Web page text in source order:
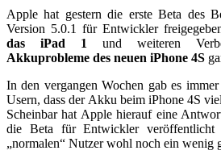
Apple hat gestern die erste Beta des
Version 5.0.1 für Entwickler
das iPad 1
und weiteren
Akkuprobleme des neuen iPhone 4S
In den vergangen Wochen gab es
Usern, dass der Akku beim iPhone 4S
Scheinbar hat Apple hierauf eine
die Beta für Entwickler veröffentlicht
„normalen“ Nutzer wohl noch ein wenig